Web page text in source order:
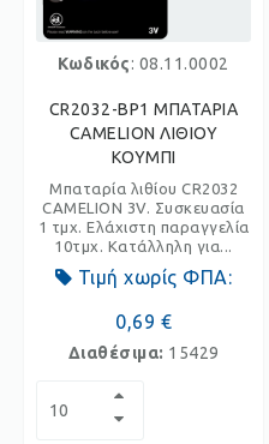
Κωδικός: 08.11.0002
CR2032-BP1 ΜΠΑΤΑΡΙΑ
CAMELION ΛΙΘΙΟΥ
ΚΟΥΜΠΙ
Μπαταρία λιθίου CR2032
CAMELION 3V. Συσκευασία
1 τμχ. Ελάχιστη παραγγελία
10τμχ. Κατάλληλη για...
Τιμή χωρίς ΦΠΑ:
0,69 €
Διαθέσιμα: 15429